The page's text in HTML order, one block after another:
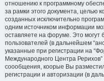
отношению к программному
за рамки этого документа, целью
созданных исключительно
одним источником информации
оставляете на форуме. Это
пользователей (в дальнейшем
указанные при регистрации на
Международного Центра
соообщения, коорые Вы
регистрации и авторизации (в